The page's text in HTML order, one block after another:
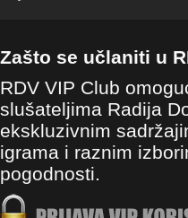
Zašto se učlaniti u
RDV VIP Club
slušateljima Radija
ekskluzivnim
igrama i raznim
pogodnosti.